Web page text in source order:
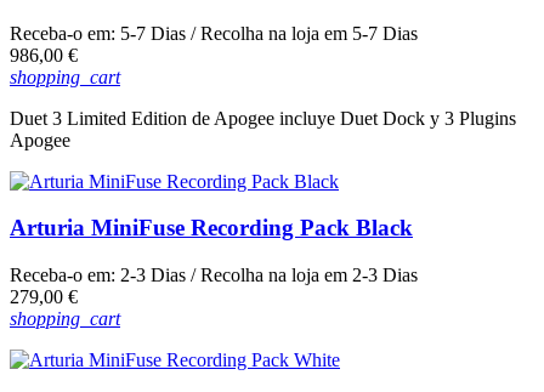
Receba-o em: 5-7 Dias / Recolha na loja em 5-7 Dias
Preço
986,00 €
shopping_cart
Duet 3 Limited Edition de Apogee incluye Duet Dock y 3 Plugins
Apogee
Arturia MiniFuse Recording Pack Black
Receba-o em: 2-3 Dias / Recolha na loja em 2-3 Dias
Preço
279,00 €
shopping_cart